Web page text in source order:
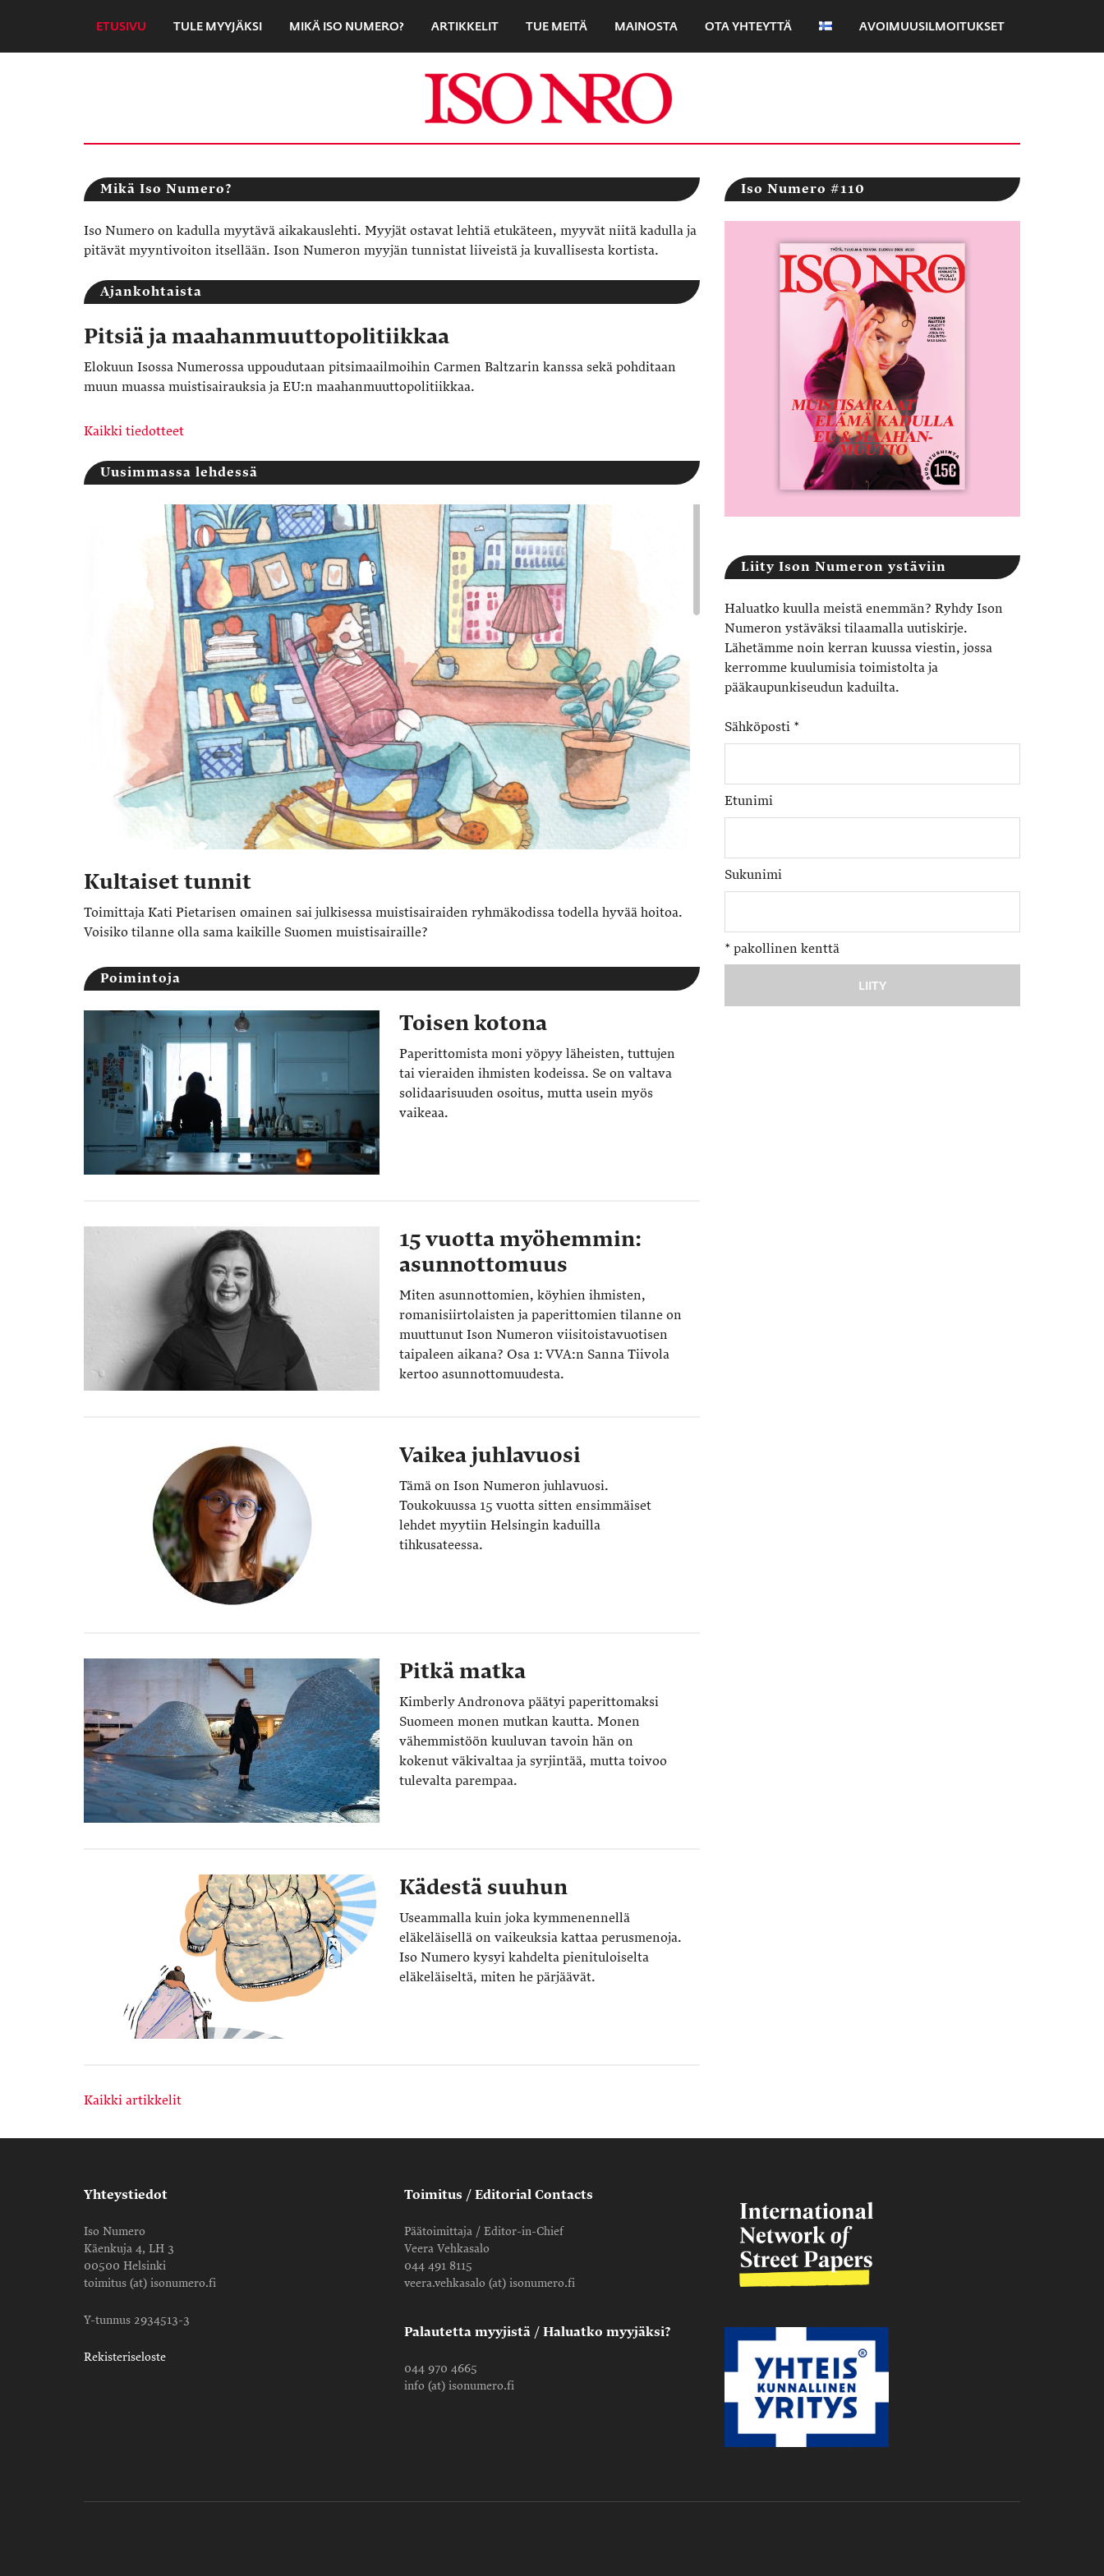
ETUSIVU TULE MYYJÄKSI MIKÄ ISO NUMERO? ARTIKKELIT TUE MEITÄ MAINOSTA OTA YHTEYTTÄ AVOIMUUSILMOITUKSET
Mikä Iso Numero?
Iso Numero on kadulla myytävä aikakauslehti. Myyjät ostavat lehtiä etukäteen, myyvät niitä kadulla ja
pitävät myyntivoiton itsellään. Ison Numeron myyjän tunnistat liiveistä ja kuvallisesta kortista.
Ajankohtaista
Pitsiä ja maahanmuuttopolitiikkaa
Elokuun Isossa Numerossa uppoudutaan pitsimaailmoihin Carmen Baltzarin kanssa sekä pohditaan
muun muassa muistisairauksia ja EU:n maahanmuuttopolitiikkaa.
Kaikki tiedotteet
Uusimmassa lehdessä
Kultaiset tunnit
Toimittaja Kati Pietarisen omainen sai julkisessa muistisairaiden ryhmäkodissa todella hyvää hoitoa.
Voisiko tilanne olla sama kaikille Suomen muistisairaille?
Poimintoja
Toisen kotona
Paperittomista moni yöpyy läheisten, tuttujen
tai vieraiden ihmisten kodeissa. Se on valtava
solidaarisuuden osoitus, mutta usein myös
vaikeaa.
15 vuotta myöhemmin:
asunnottomuus
Miten asunnottomien, köyhien ihmisten,
romanisiirtolaisten ja paperittomien tilanne on
muuttunut Ison Numeron viisitoista­vuotisen
taipaleen aikana? Osa 1: VVA:n Sanna Tiivola
kertoo asunnottomuudesta.
Vaikea juhlavuosi
Tämä on Ison Numeron juhlavuosi.
Toukokuussa 15 vuotta sitten ensimmäiset
lehdet myytiin Helsingin kaduilla
tihkusateessa.
Pitkä matka
Kimberly Andronova päätyi paperittomaksi
Suomeen monen mutkan kautta. Monen
vähemmistöön kuuluvan tavoin hän on
kokenut väkivaltaa ja syrjintää, mutta toivoo
tulevalta parempaa.
Kädestä suuhun
Useammalla kuin joka kymmenennellä
eläkeläisellä on vaikeuksia kattaa perusmenoja.
Iso Numero kysyi kahdelta pienituloiselta
eläkeläiseltä, miten he pärjäävät.
Kaikki artikkelit
Iso Numero #110
Liity Ison Numeron ystäviin
Haluatko kuulla meistä enemmän? Ryhdy Ison
Numeron ystäväksi tilaamalla uutiskirje.
Lähetämme noin kerran kuussa viestin, jossa
kerromme kuulumisia toimistolta ja
pääkaupunkiseudun kaduilta.
Sähköposti *
Etunimi
Sukunimi
* pakollinen kenttä
Yhteystiedot
Iso Numero
Käenkuja 4, LH 3
00500 Helsinki
toimitus (at) isonumero.fi
Y-tunnus 2934513-3
Rekisteriseloste
Toimitus / Editorial Contacts
Päätoimittaja / Editor-in-Chief
Veera Vehkasalo
044 491 8115
veera.vehkasalo (at) isonumero.fi
Palautetta myyjistä / Haluatko myyjäksi?
044 970 4665
info (at) isonumero.fi